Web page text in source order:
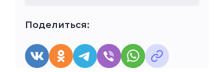
Поделиться: